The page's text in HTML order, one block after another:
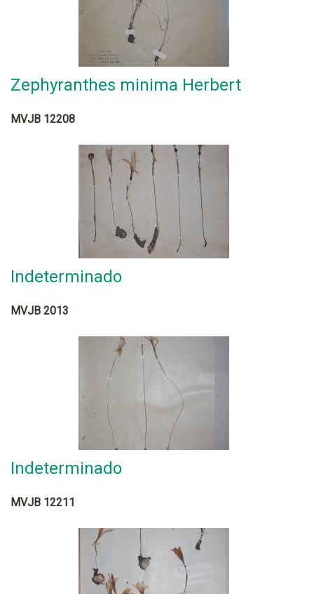
Zephyranthes minima Herbert
MVJB 12208
Indeterminado
MVJB 2013
Indeterminado
MVJB 12211